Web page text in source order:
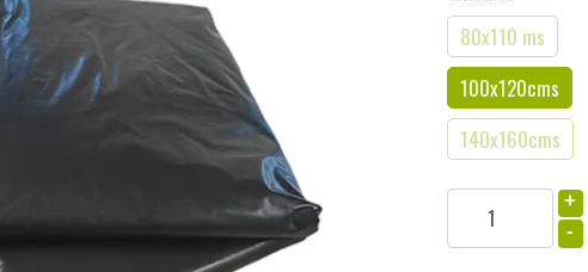
80x110 ms
100x120cms
140x160cms
+
-